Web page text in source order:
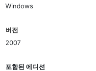
Windows
버전
2007
포함된 에디션